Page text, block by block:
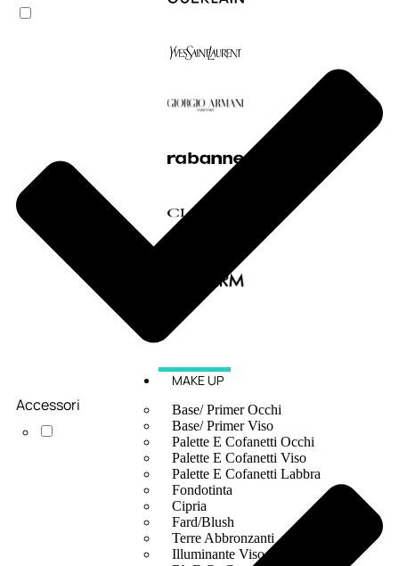
MAKE UP
Base/ Primer Occhi
Base/ Primer Viso
Palette E Cofanetti Occhi
Palette E Cofanetti Viso
Palette E Cofanetti Labbra
Fondotinta
Cipria
Fard/Blush
Terre Abbronzanti
Illuminante Viso
Accessori